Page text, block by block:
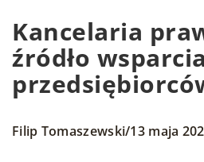
Kancelaria
źródło
Filip Tomaszewski/13 maja